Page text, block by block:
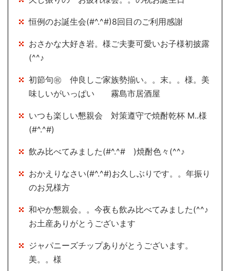
恒例のお誕生会(#^.^#)8回目のご利用感謝
おさかな大好き岩。様ご夫妻可愛いお子様初披露
(^^♪
初節句㊗ 仲良しご家族勢揃い。。末。。様。美
味しいがいっぱい 霧島市居酒屋
いつも楽しい懇親会 対策遵守で焼酎乾杯 M..様
(#^.^#)
飲み比べてみました(#^.^# )焼酎色々(^^♪
おかえりなさい(#^.^#)お久しぶりです。。年振り
のお兄様方
和やか懇親会。。今夜も飲み比べてみました(^^♪
お土産ありがとうございます
ジャパニーズチップありがとうございます。
美。。様